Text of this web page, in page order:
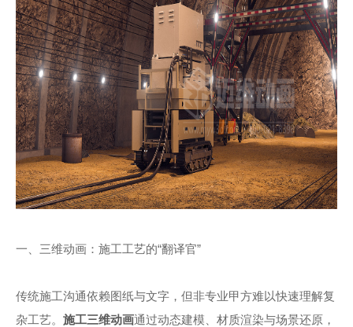
一、三维动画：施工工艺的“翻译官”
传统施工沟通依赖图纸与文字，但非专业甲方难以快速理解复
杂工艺。 施工三维动画通过动态建模、材质渲染与场景还原，